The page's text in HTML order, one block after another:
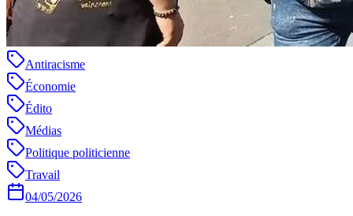
Antiracisme
Économie
Édito
Médias
Politique politicienne
Travail
04/05/2026